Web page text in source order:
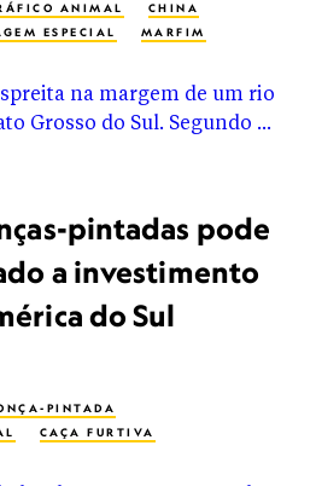
ANIMAL
CHINA
ESPECIAL MARFIM
pintadas pode
a investimento
do Sul
PINTADA
CAÇA FURTIVA